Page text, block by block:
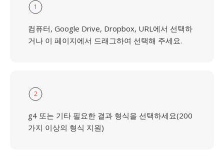
1
컴퓨터, Google Drive, Dropbox, URL에서 선택하
거나 이 페이지에서 드래그하여 선택해 주세요.
2
g4 또는 기타 필요한 결과 형식을 선택하세요(200
가지 이상의 형식 지원)